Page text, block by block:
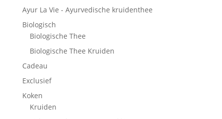
Ayur La Vie - Ayurvedische kruidenthee
Biologisch
Biologische Thee
Biologische Thee Kruiden
Cadeau
Exclusief
Koken
Kruiden